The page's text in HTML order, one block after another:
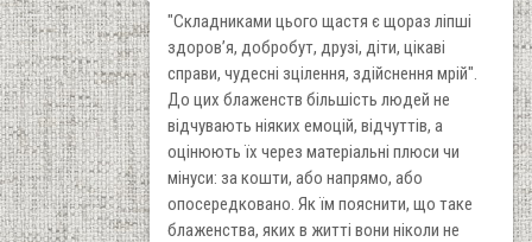
"Складниками цього щастя є щораз ліпші
здоров’я, добробут, друзі, діти, цікаві
справи, чудесні зцілення, здійснення мрій".
До цих блаженств більшість людей не
відчувають ніяких емоцій, відчуттів, а
оцінюють їх через матеріальні плюси чи
мінуси: за кошти, або напрямо, або
опосередковано. Як їм пояснити, що таке
блаженства, яких в житті вони ніколи не